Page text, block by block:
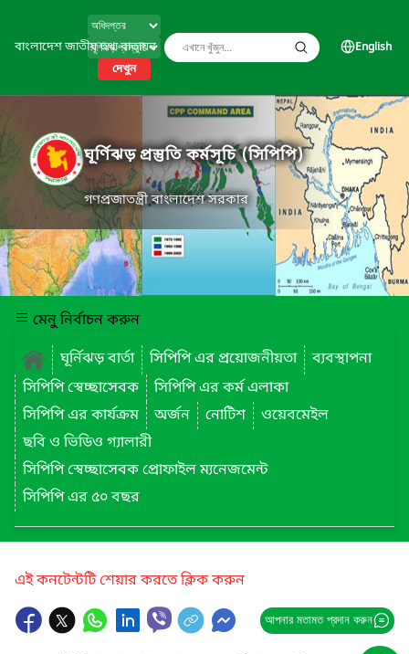
বাংলাদেশ জাতীয় তথ্য বাতায়ন
দেখুন
English
ঘূর্ণিঝড় প্রস্তুতি কর্মসূচি (সিপিপি)
গণপ্রজাতন্ত্রী বাংলাদেশ সরকার
মেনু নির্বাচন করুন
ঘূর্নিঝড় বার্তা
সিপিপি এর প্রয়োজনীয়তা
ব্যবস্থাপনা
সিপিপি স্বেচ্ছাসেবক
সিপিপি এর কর্ম এলাকা
সিপিপি এর কার্যক্রম
অর্জন নোটিশ
ওয়েবমেইল
ছবি ও ভিডিও গ্যালারী
সিপিপি স্বেচ্ছাসেবক প্রোফাইল ম্যনেজমেন্ট
সিপিপি এর ৫০ বছর
এই কনটেন্টটি শেয়ার করতে ক্লিক করুন
আপনার মতামত প্রদান করুন